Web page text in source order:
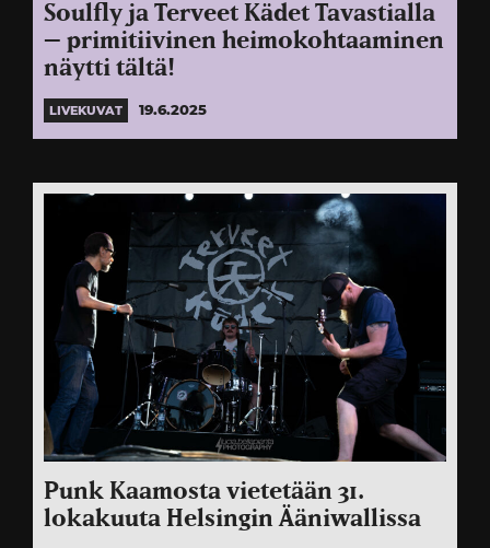
Soulfly ja Terveet Kädet Tavastialla
– primitiivinen heimokohtaaminen
näytti tältä!
LIVEKUVAT 19.6.2025
Punk Kaamosta vietetään 31.
lokakuuta Helsingin Ääniwallissa